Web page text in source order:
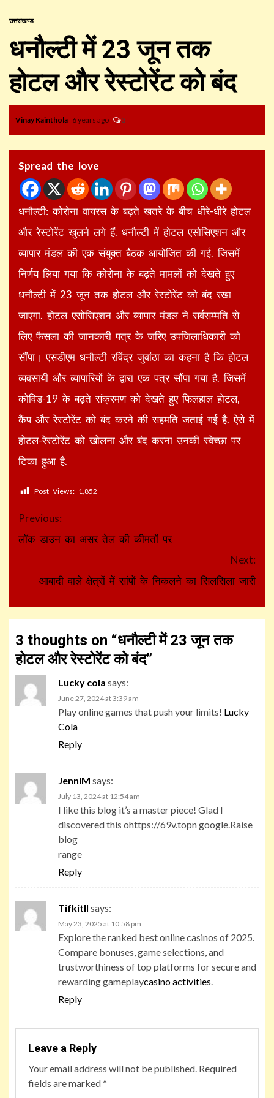
उत्तराखण्ड
धनौल्टी में 23 जून तक
होटल और रेस्टोरेंट को बंद
Vinay Kainthola 6 years ago 3
Spread the love
धनौल्टी: कोरोना वायरस के बढ़ते खतरे के बीच धीरे-धीरे होटल
और रेस्टोरेंट खुलने लगे हैं. धनौल्टी में होटल एसोसिएशन और
व्यापार मंडल की एक संयुक्त बैठक आयोजित की गई. जिसमें
निर्णय लिया गया कि कोरोना के बढ़ते मामलों को देखते हुए
धनौल्टी में 23 जून तक होटल और रेस्टोरेंट को बंद रखा
जाएगा. होटल एसोसिएशन और व्यापार मंडल ने सर्वसम्मति से
लिए फैसला की जानकारी पत्र के जरिए उपजिलाधिकारी को
सौंपा। एसडीएम धनौल्टी रविंद्र जुवांठा का कहना है कि होटल
व्यवसायी और व्यापारियों के द्वारा एक पत्र सौंपा गया है. जिसमें
कोविड-19 के बढ़ते संक्रमण को देखते हुए फिलहाल होटल,
कैंप और रेस्टोरेंट को बंद करने की सहमति जताई गई है. ऐसे में
होटल-रेस्टोरेंट को खोलना और बंद करना उनकी स्वेच्छा पर
टिका हुआ है.
Post Views: 1,852
Continue
Reading
Previous:
लॉक डाउन का असर तेल की कीमतों पर
Next:
आबादी वाले क्षेत्रों में सांपों के निकलने का सिलसिला जारी
3 thoughts on “धनौल्टी में 23 जून तक
होटल और रेस्टोरेंट को बंद”
Lucky cola says:
June 27, 2024 at 3:39 am
Play online games that push your limits! Lucky
Cola
Reply
JenniM says:
July 13, 2024 at 12:54 am
I like this blog it’s a master piece! Glad I
discovered this ohttps://69v.topn google.Raise
blog
range
Reply
Tifkitll says:
May 23, 2025 at 10:58 pm
Explore the ranked best online casinos of 2025.
Compare bonuses, game selections, and
trustworthiness of top platforms for secure and
rewarding gameplaycasino activities
Reply
Leave a Reply
Your email address will not be published. Required
fields are marked*